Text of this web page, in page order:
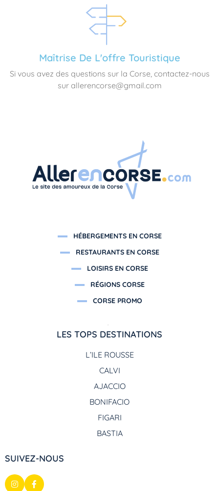
Maîtrise De L'offre Touristique
Si vous avez des questions sur la Corse, contactez-nous
sur allerencorse@gmail.com
HÉBERGEMENTS EN CORSE
RESTAURANTS EN CORSE
LOISIRS EN CORSE
RÉGIONS CORSE
CORSE PROMO
LES TOPS DESTINATIONS
L’ILE ROUSSE
CALVI
AJACCIO
BONIFACIO
FIGARI
BASTIA
SUIVEZ-NOUS